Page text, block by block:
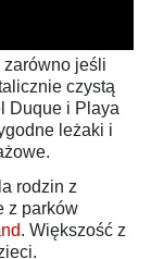
zarówno jeśli
czystą
Duque i Playa
leżaki i
rodzin z
z parków
. Większość z